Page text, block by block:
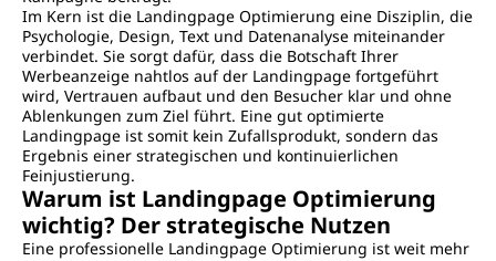
Im Kern ist die Landingpage Optimierung eine Disziplin, die
Psychologie, Design, Text und Datenanalyse miteinander
verbindet. Sie sorgt dafür, dass die Botschaft Ihrer
Werbeanzeige nahtlos auf der Landingpage fortgeführt
wird, Vertrauen aufbaut und den Besucher klar und ohne
Ablenkungen zum Ziel führt. Eine gut optimierte
Landingpage ist somit kein Zufallsprodukt, sondern das
Ergebnis einer strategischen und kontinuierlichen
Feinjustierung.
Warum ist Landingpage Optimierung
wichtig? Der strategische Nutzen
Eine professionelle Landingpage Optimierung ist weit mehr